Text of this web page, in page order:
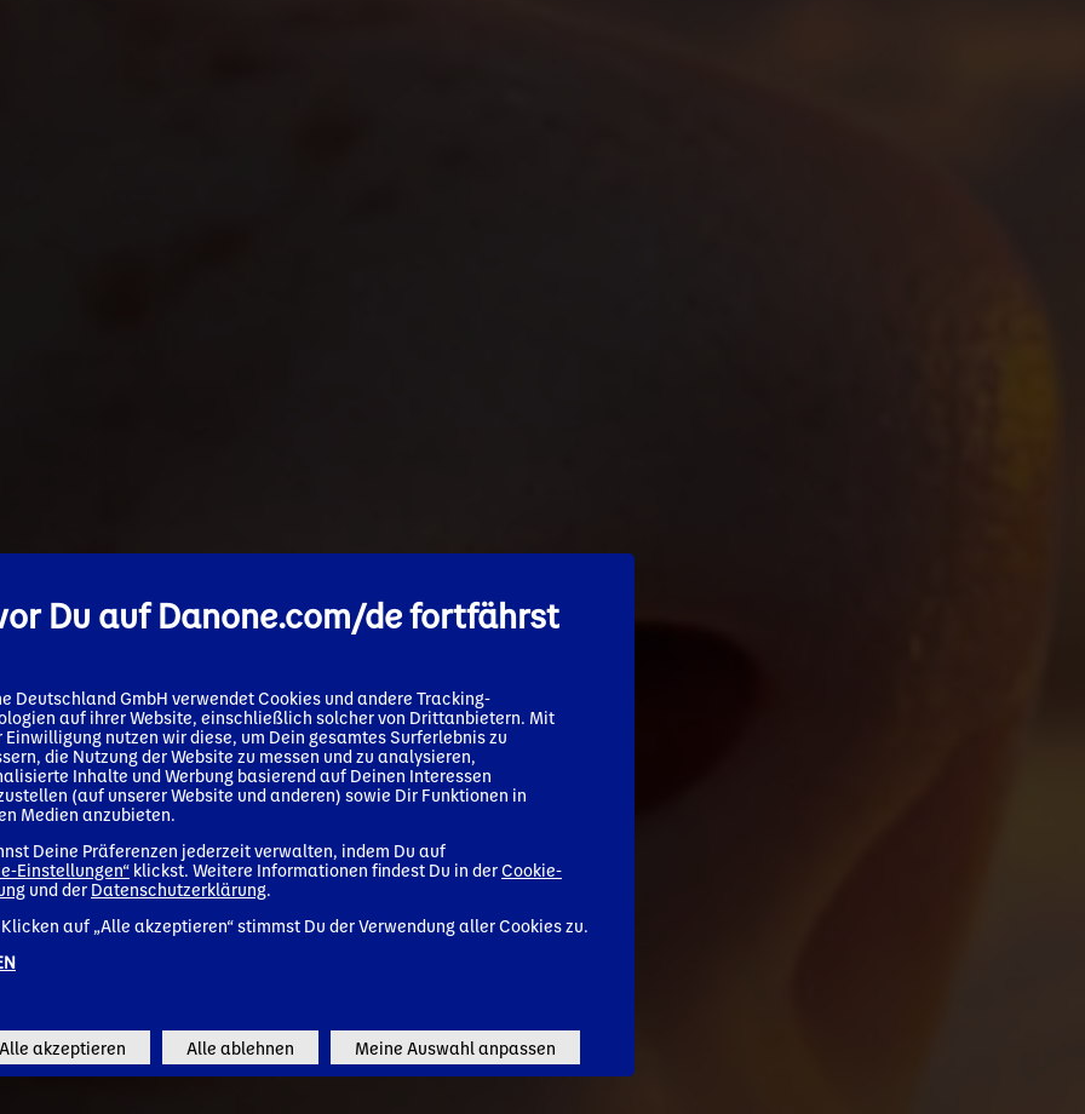
Du auf Danone.com/de fortfährst
Deutschland GmbH verwendet Cookies und andere Tracking-
auf ihrer Website, einschließlich solcher von Drittanbietern. Mit
Einwilligung nutzen wir diese, um Dein gesamtes Surferlebnis zu
die Nutzung der Website zu messen und zu analysieren,
Inhalte und Werbung basierend auf Deinen Interessen
(auf unserer Website und anderen) sowie Dir Funktionen in
Medien anzubieten.
Deine Präferenzen jederzeit verwalten, indem Du auf
Einstellungen“ klickst. Weitere Informationen findest Du in derCookie-
und der Datenschutzerklärung.
auf „Alle akzeptieren“ stimmst Du der Verwendung aller Cookies zu.
Alle akzeptieren Alle ablehnen Meine Auswahl anpassen
✕
We’ve detected your market and
language as:
United States - English
Go to Danone Global (EN)
Remember my choice